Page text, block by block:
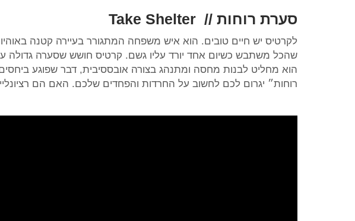
סערת רוחות // Take Shelter
לקרטיס יש חיים טובים. הוא איש משפחה המתגורר בעיירה קטנה
שהכל משתבש כשיום אחד יורד עליו גשם. קרטיס חושש שסערה גדולה
הוא מחליט לבנות מחסה ומתנהג בצורה אובססיבית, דבר שפוגע
רוחות״ יגרום לכם לחשוב על החרדות והפחדים שלכם. האם הם